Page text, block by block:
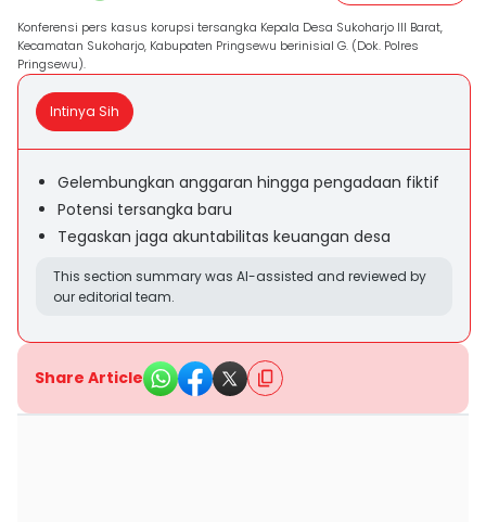
Konferensi pers kasus korupsi tersangka Kepala Desa Sukoharjo III Barat,
Kecamatan Sukoharjo, Kabupaten Pringsewu berinisial G. (Dok. Polres
Pringsewu).
Intinya Sih
Gelembungkan anggaran hingga pengadaan fiktif
Potensi tersangka baru
Tegaskan jaga akuntabilitas keuangan desa
This section summary was AI-assisted and reviewed by
our editorial team.
Share Article